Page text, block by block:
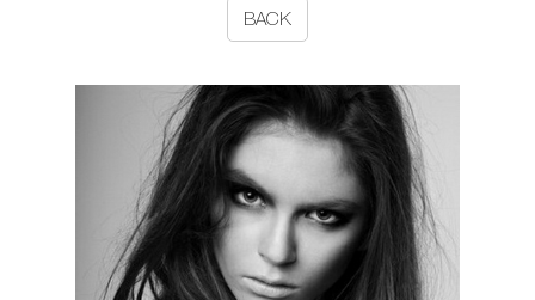
NEWS
CONTACTS
BACK